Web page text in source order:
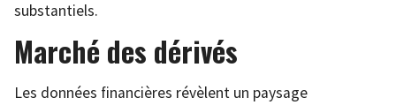
substantiels.
Marché des dérivés
Les données financières révèlent un paysage